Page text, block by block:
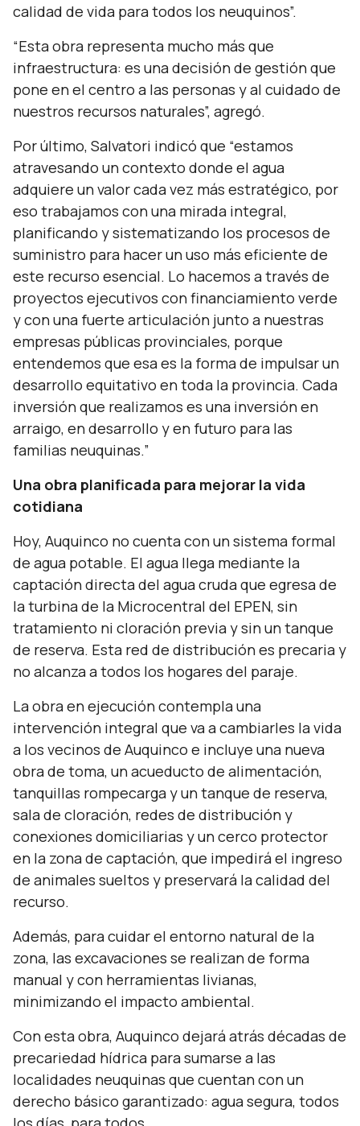
calidad de vida para todos los neuquinos”.
“Esta obra representa mucho más que
infraestructura: es una decisión de gestión que
pone en el centro a las personas y al cuidado de
nuestros recursos naturales”, agregó.
Por último, Salvatori indicó que “estamos
atravesando un contexto donde el agua
adquiere un valor cada vez más estratégico, por
eso trabajamos con una mirada integral,
planificando y sistematizando los procesos de
suministro para hacer un uso más eficiente de
este recurso esencial. Lo hacemos a través de
proyectos ejecutivos con financiamiento verde
y con una fuerte articulación junto a nuestras
empresas públicas provinciales, porque
entendemos que esa es la forma de impulsar un
desarrollo equitativo en toda la provincia. Cada
inversión que realizamos es una inversión en
arraigo, en desarrollo y en futuro para las
familias neuquinas.”
Una obra planificada para mejorar la vida
cotidiana
Hoy, Auquinco no cuenta con un sistema formal
de agua potable. El agua llega mediante la
captación directa del agua cruda que egresa de
la turbina de la Microcentral del EPEN, sin
tratamiento ni cloración previa y sin un tanque
de reserva. Esta red de distribución es precaria y
no alcanza a todos los hogares del paraje.
La obra en ejecución contempla una
intervención integral que va a cambiarles la vida
a los vecinos de Auquinco e incluye una nueva
obra de toma, un acueducto de alimentación,
tanquillas rompecarga y un tanque de reserva,
sala de cloración, redes de distribución y
conexiones domiciliarias y un cerco protector
en la zona de captación, que impedirá el ingreso
de animales sueltos y preservará la calidad del
recurso.
Además, para cuidar el entorno natural de la
zona, las excavaciones se realizan de forma
manual y con herramientas livianas,
minimizando el impacto ambiental.
Con esta obra, Auquinco dejará atrás décadas de
precariedad hídrica para sumarse a las
localidades neuquinas que cuentan con un
derecho básico garantizado: agua segura, todos